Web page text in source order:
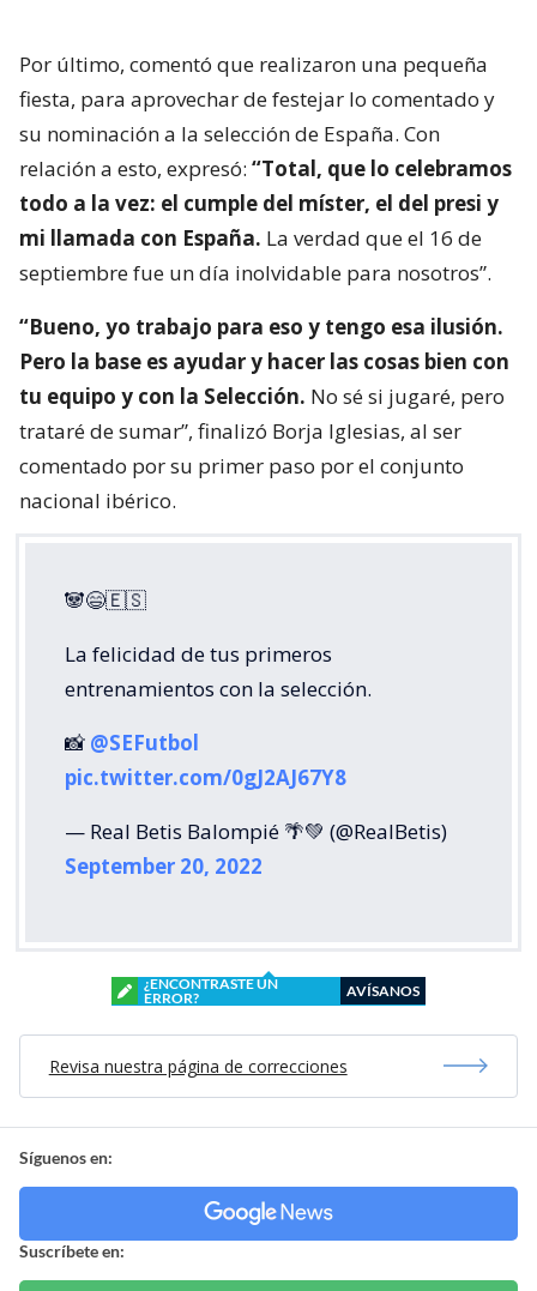
Por último, comentó que realizaron una pequeña
fiesta, para aprovechar de festejar lo comentado y
su nominación a la selección de España. Con
relación a esto, expresó: “Total, que lo celebramos
todo a la vez: el cumple del míster, el del presi y
mi llamada con España. La verdad que el 16 de
septiembre fue un día inolvidable para nosotros”.
“Bueno, yo trabajo para eso y tengo esa ilusión.
Pero la base es ayudar y hacer las cosas bien con
tu equipo y con la Selección. No sé si jugaré, pero
trataré de sumar”, finalizó Borja Iglesias, al ser
comentado por su primer paso por el conjunto
nacional ibérico.
🐼😄🇪🇸
La felicidad de tus primeros
entrenamientos con la selección.
📸 @SEFutbol
pic.twitter.com/0gJ2AJ67Y8
— Real Betis Balompié 🌴💚 (@RealBetis)
September 20, 2022
¿ENCONTRASTE UN
ERROR?
AVÍSANOS
Revisa nuestra página de correcciones
Síguenos en:
Suscríbete en: